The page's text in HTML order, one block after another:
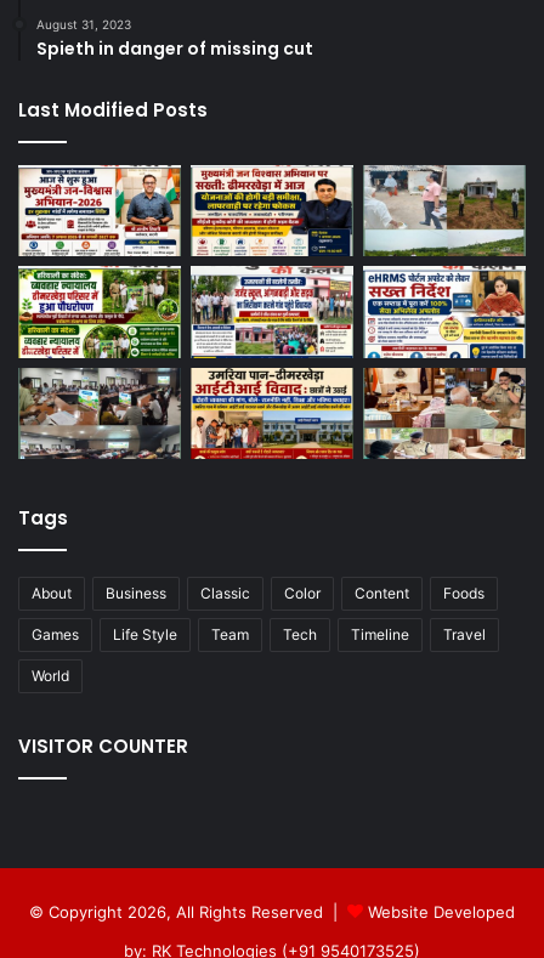
August 31, 2023
Spieth in danger of missing cut
Last Modified Posts
Tags
About Business Classic Color Content Foods
Games Life Style Team Tech Timeline Travel
World
VISITOR COUNTER
© Copyright 2026, All Rights Reserved |
Website Developed
by: RK Technologies (+91 9540173525)